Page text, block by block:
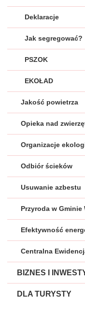
Deklaracje
Jak segregować?
PSZOK
EKOŁAD
Jakość powietrza
Opieka nad
Organizacje
Odbiór ścieków
Usuwanie azbestu
Przyroda w Gminie
Efektywność
Centralna
BIZNES I
DLA TURYSTY